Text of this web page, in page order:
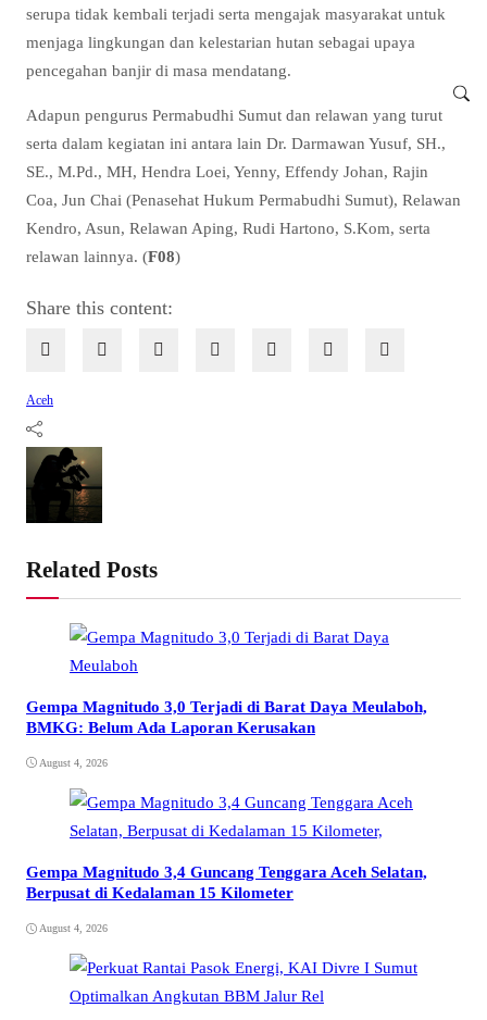
serupa tidak kembali terjadi serta mengajak masyarakat untuk
menjaga lingkungan dan kelestarian hutan sebagai upaya
pencegahan banjir di masa mendatang.
Adapun pengurus Permabudhi Sumut dan relawan yang turut
serta dalam kegiatan ini antara lain Dr. Darmawan Yusuf, SH.,
SE., M.Pd., MH, Hendra Loei, Yenny, Effendy Johan, Rajin
Coa, Jun Chai (Penasehat Hukum Permabudhi Sumut), Relawan
Kendro, Asun, Relawan Aping, Rudi Hartono, S.Kom, serta
relawan lainnya. (F08)
Share this content:
Aceh
Related Posts
Gempa Magnitudo 3,0 Terjadi di Barat Daya Meulaboh,
BMKG: Belum Ada Laporan Kerusakan
August 4, 2026
Gempa Magnitudo 3,4 Guncang Tenggara Aceh Selatan,
Berpusat di Kedalaman 15 Kilometer
August 4, 2026